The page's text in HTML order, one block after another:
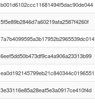
b001d6102ccc11681494f5dac90de044
5f5e89b2846d7a60219afa2587f4260f
7a7b4099595a3b17952b2965539dc014
6eef5dd50b473df9ca4a906a23313b99
ea0d192145799eb21c840344c0196551
3e33116e85a28eaf5e3a0917ce410f4d